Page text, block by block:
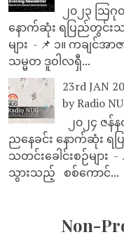
၂၀၂၃ သြ
နောက်ဆုံး ရပြည်တွင်းသ
များ - 📌 ၁။ ကချင်အ
သမ္မတ ဒူဝါလရှီ...
23rd JAN
by Radio
၂၀၂၄ ဇန်
ညနေခင်း နောက်ဆုံး ရ
သတင်းခေါင်းစဉ်များ
သွားသည့် စစ်ကောင်...
Non-